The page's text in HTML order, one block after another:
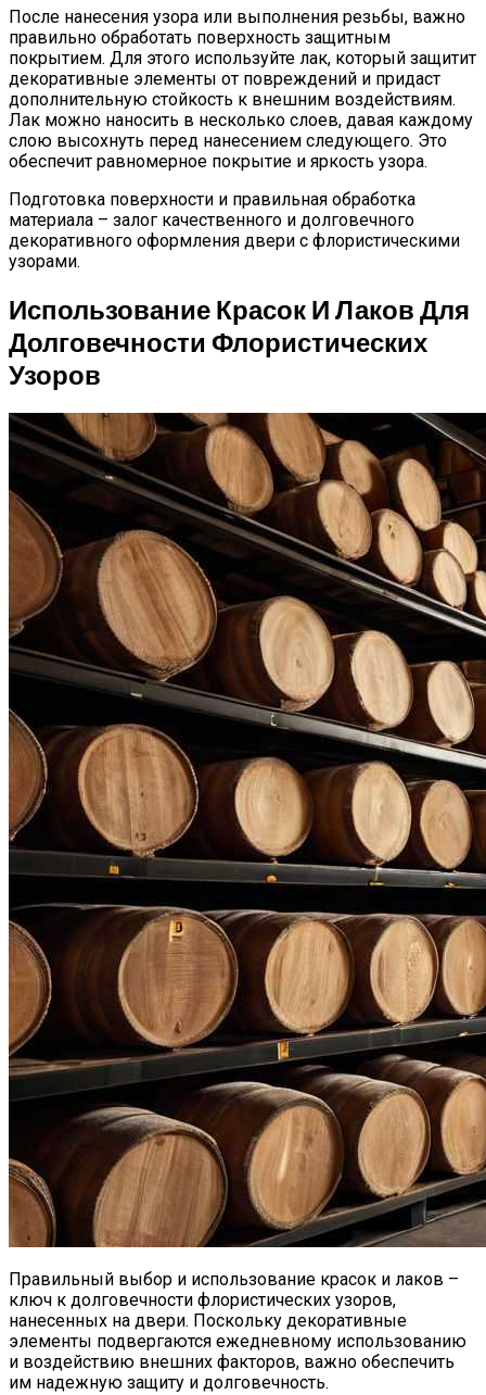
После нанесения узора или выполнения резьбы, важно
правильно обработать поверхность защитным
покрытием. Для этого используйте лак, который защитит
декоративные элементы от повреждений и придаст
дополнительную стойкость к внешним воздействиям.
Лак можно наносить в несколько слоев, давая каждому
слою высохнуть перед нанесением следующего. Это
обеспечит равномерное покрытие и яркость узора.
Подготовка поверхности и правильная обработка
материала – залог качественного и долговечного
декоративного оформления двери с флористическими
узорами.
Использование Красок И Лаков Для
Долговечности Флористических
Узоров
Правильный выбор и использование красок и лаков –
ключ к долговечности флористических узоров,
нанесенных на двери. Поскольку декоративные
элементы подвергаются ежедневному использованию
и воздействию внешних факторов, важно обеспечить
им надежную защиту и долговечность.